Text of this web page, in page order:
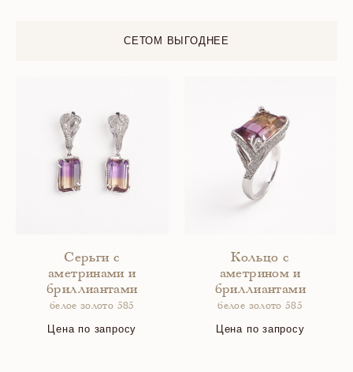
СЕТОМ ВЫГОДНЕЕ
Серьги с
аметринами и
бриллиантами
белое золото 585
Цена по запросу
Кольцо с
аметрином и
бриллиантами
белое золото 585
Цена по запросу